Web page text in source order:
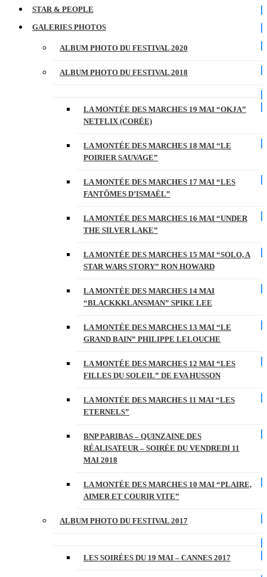
STAR & PEOPLE
GALERIES PHOTOS
ALBUM PHOTO DU FESTIVAL 2020
ALBUM PHOTO DU FESTIVAL 2018
LA MONTÉE DES MARCHES 19 MAI “OKJA”
NETFLIX (CORÉE)
LA MONTÉE DES MARCHES 18 MAI “LE
POIRIER SAUVAGE”
LA MONTÉE DES MARCHES 17 MAI “LES
FANTÔMES D’ISMAËL”
LA MONTÉE DES MARCHES 16 MAI “UNDER
THE SILVER LAKE”
LA MONTÉE DES MARCHES 15 MAI “SOLO, A
STAR WARS STORY” RON HOWARD
LA MONTÉE DES MARCHES 14 MAI
“BLACKKKLANSMAN” SPIKE LEE
LA MONTÉE DES MARCHES 13 MAI “LE
GRAND BAIN” PHILIPPE LELOUCHE
LA MONTÉE DES MARCHES 12 MAI “LES
FILLES DU SOLEIL” DE EVA HUSSON
LA MONTÉE DES MARCHES 11 MAI “LES
ETERNELS”
BNP PARIBAS – QUINZAINE DES
RÉALISATEUR – SOIRÉE DU VENDREDI 11
MAI 2018
LA MONTÉE DES MARCHES 10 MAI “PLAIRE,
AIMER ET COURIR VITE”
ALBUM PHOTO DU FESTIVAL 2017
LES SOIRÉES DU 19 MAI – CANNES 2017